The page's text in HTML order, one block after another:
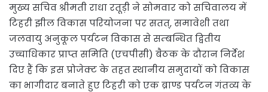
मुख्य सचिव श्रीमती राधा रतूड़ी ने सोमवार को सचिवालय में
टिहरी झील विकास परियोजना पर सतत्, समावेशी तथा
जलवायु अनुकूल पर्यटन विकास से सम्बन्धित द्वितीय
उच्चाधिकार प्राप्त समिति (एचपीसी) बैठक के दौरान निर्देश
दिए हैं कि इस प्रोजेक्ट के तहत स्थानीय समुदायों को विकास
का भागीदार बनाते हुए टिहरी को एक ब्राण्ड पर्यटन गंतव्य के